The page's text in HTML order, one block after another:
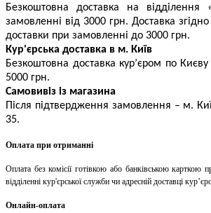
Безкоштовна доставка на відділення
замовленні від 3000 грн. Доставка
доставки при замовленні до 3000 грн.
Кур'єрська доставка в м. Київ
Безкоштовна доставка кур’єром по
5000 грн.
Самовивіз із магазина
Після підтвердження замовлення – м.
35.
Оплата при отриманні
Оплата без комісії готівкою або банківською карткою
відділенні кур'єрської служби чи адресній доставці
Онлайн-оплата